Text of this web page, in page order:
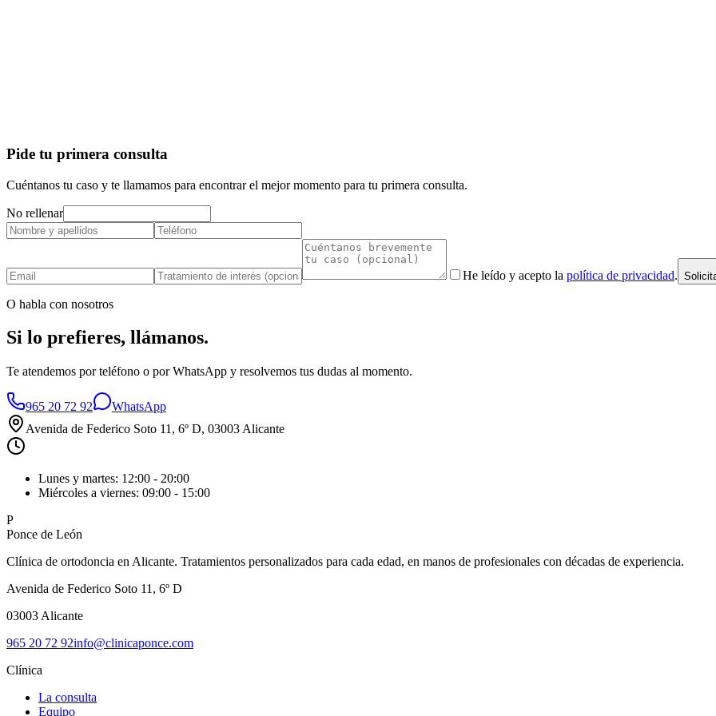
Pide tu primera consulta
Cuéntanos tu caso y te llamamos para encontrar el mejor momento para tu primera consulta.
No rellenar
He leído y acepto la política de privacidad.
O habla con nosotros
Si lo prefieres, llámanos.
Te atendemos por teléfono o por WhatsApp y resolvemos tus dudas al momento.
965 20 72 92
WhatsApp
Avenida de Federico Soto 11, 6º D, 03003 Alicante
Lunes y martes: 12:00 - 20:00
Miércoles a viernes: 09:00 - 15:00
P
Ponce de León
Clínica de ortodoncia en Alicante. Tratamientos personalizados para cada edad, en manos de profesionales con décadas de experiencia.
Avenida de Federico Soto 11, 6º D
03003 Alicante
965 20 72 92info@clinicaponce.com
Clínica
La consulta
Equipo